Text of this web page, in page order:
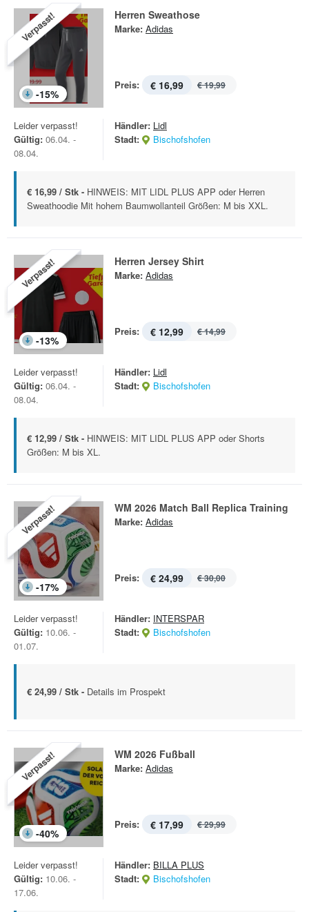
Verpasst!
-15%
Herren Sweathose
Marke: Adidas
Preis: € 16,99 € 19,99
Leider verpasst!
Gültig: 06.04. -
08.04.
Händler: Lidl
Stadt:
Bischofshofen
€ 16,99 / Stk - HINWEIS: MIT LIDL PLUS APP oder Herren
Sweathoodie Mit hohem Baumwollanteil Größen: M bis XXL.
Verpasst!
-13%
Herren Jersey Shirt
Marke: Adidas
Preis: € 12,99 € 14,99
Leider verpasst!
Gültig: 06.04. -
08.04.
Händler: Lidl
Stadt:
Bischofshofen
€ 12,99 / Stk - HINWEIS: MIT LIDL PLUS APP oder Shorts
Größen: M bis XL.
Verpasst!
-17%
WM 2026 Match Ball Replica Training
Marke: Adidas
Preis: € 24,99 € 30,00
Leider verpasst!
Gültig: 10.06. -
01.07.
Händler: INTERSPAR
Stadt:
Bischofshofen
€ 24,99 / Stk - Details im Prospekt
Verpasst!
-40%
WM 2026 Fußball
Marke: Adidas
Preis: € 17,99 € 29,99
Leider verpasst!
Gültig: 10.06. -
17.06.
Händler: BILLA PLUS
Stadt:
Bischofshofen